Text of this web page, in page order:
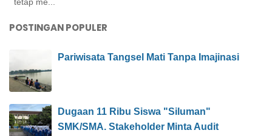
POSTINGAN POPULER
Pariwisata Tangsel Mati Tanpa Imajinasi
Dugaan 11 Ribu Siswa "Siluman"
SMK/SMA. Stakeholder Minta Audit